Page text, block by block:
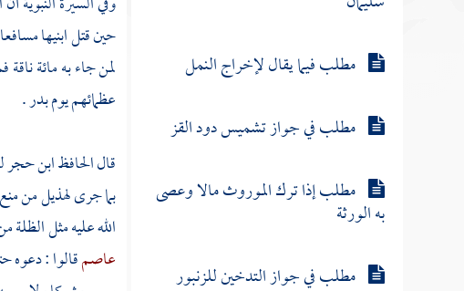
مطلب فيما يقال لإخراج النمل
مطلب في جواز تشميس دود القز
مطلب إذا ترك الموروث مالا وعصى
به الورثة
مطلب في جواز التدخين للزنبور
حين قتل ابنيهامسافعا
لمن جاء به مائة
عظمائهم يومبدر.
قالالحافظ ابن حجر
بما جرىلهذيلمن
الله عليه مثل
عاصمقالوا : دعوه